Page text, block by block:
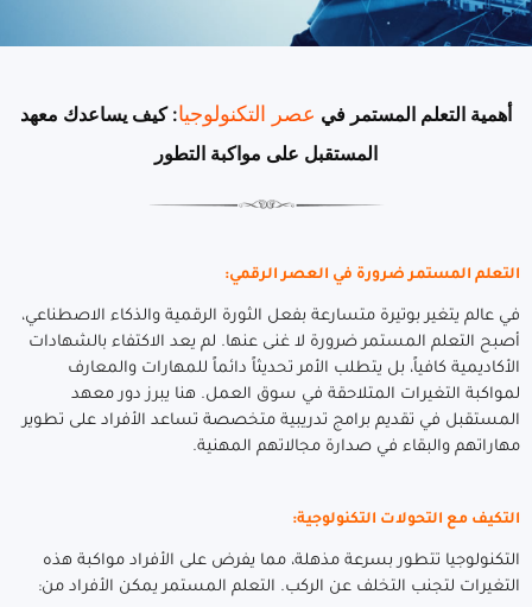
أهمية التعلم المستمر في عصر التكنولوجيا: كيف يساعدك معهد
المستقبل على مواكبة التطور
التعلم المستمر ضرورة في العصر الرقمي:
في عالم يتغير بوتيرة متسارعة بفعل الثورة الرقمية والذكاء الاصطناعي،
أصبح التعلم المستمر ضرورة لا غنى عنها. لم يعد الاكتفاء بالشهادات
الأكاديمية كافياً، بل يتطلب الأمر تحديثاً دائماً للمهارات والمعارف
لمواكبة التغيرات المتلاحقة في سوق العمل. هنا يبرز دور معهد
المستقبل في تقديم برامج تدريبية متخصصة تساعد الأفراد على تطوير
مهاراتهم والبقاء في صدارة مجالاتهم المهنية.
التكيف مع التحولات التكنولوجية:
التكنولوجيا تتطور بسرعة مذهلة، مما يفرض على الأفراد مواكبة هذه
التغيرات لتجنب التخلف عن الركب. التعلم المستمر يمكن الأفراد من: